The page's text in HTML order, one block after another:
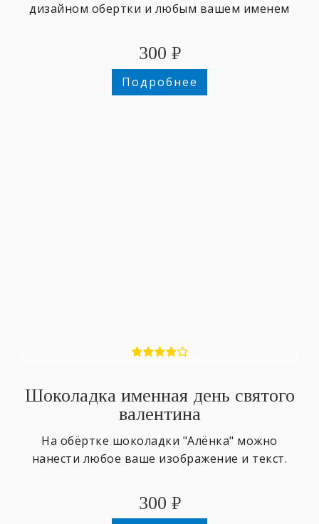
дизайном обертки и любым вашем именем
300 ₽
Подробнее
Шоколадка именная день святого
валентина
На обёртке шоколадки "Алёнка" можно
нанести любое ваше изображение и текст.
300 ₽